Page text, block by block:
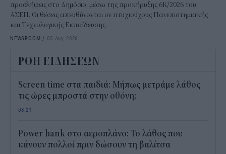
προσλήψεις στο Δημόσιο, μέσω της προκήρυξης 6Κ/2026 του
ΑΣΕΠ. Οι θέσεις απευθύνονται σε πτυχιούχους Πανεπιστημιακής
και Τεχνολογικής Εκπαίδευσης.
NEWSROOM / 05 Αυγ 2026
ΡΟΗ ΕΙΔΗΣΕΩΝ
Screen time στα παιδιά: Μήπως μετράμε λάθος
τις ώρες μπροστά στην οθόνη;
08:21
Power bank στο αεροπλάνο: Το λάθος που
κάνουν πολλοί πριν δώσουν τη βαλίτσα